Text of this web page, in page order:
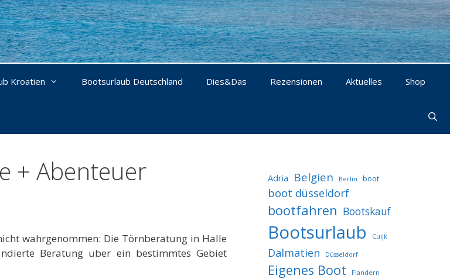
Kroatien Bootsurlaub Deutschland Dies&Das Rezensionen Aktuelles Shop
+ Abenteuer
wahrgenommen: Die Törnberatung in Halle
Beratung über ein bestimmtes Gebiet
Adria Belgien Berlin boot
boot düsseldorf
bootfahren Bootskauf
Bootsurlaub Cuijk
Dalmatien Düsseldorf
Eigenes Boot Flandern